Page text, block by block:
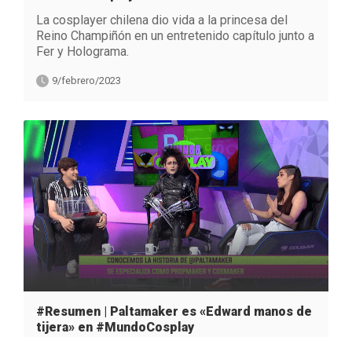
La cosplayer chilena dio vida a la princesa del
Reino Champiñón en un entretenido capítulo junto a
Fer y Holograma.
9/febrero/2023
#Resumen | Paltamaker es «Edward manos de
tijera» en #MundoCosplay